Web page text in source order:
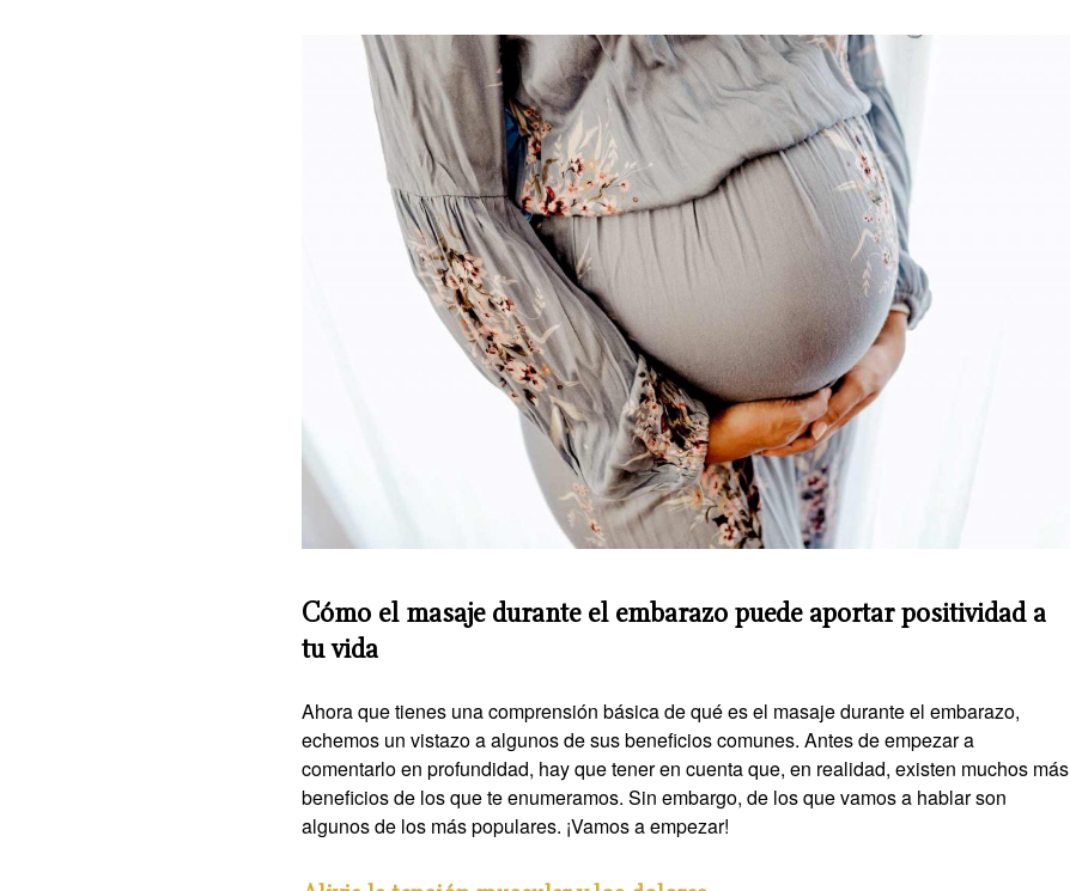
Cómo el masaje durante el embarazo puede aportar positividad a
tu vida
Ahora que tienes una comprensión básica de qué es el masaje durante el embarazo,
echemos un vistazo a algunos de sus beneficios comunes. Antes de empezar a
comentarlo en profundidad, hay que tener en cuenta que, en realidad, existen muchos más
beneficios de los que te enumeramos. Sin embargo, de los que vamos a hablar son
algunos de los más populares. ¡Vamos a empezar!